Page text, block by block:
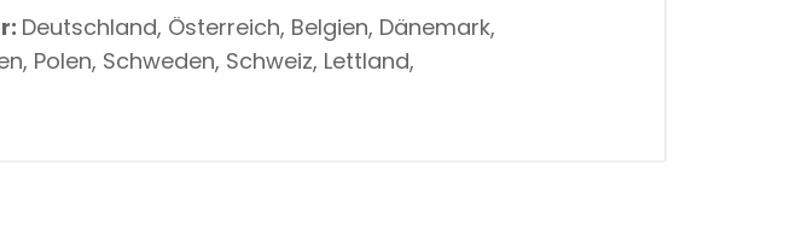
Deutschland, Österreich, Belgien, Dänemark,
Polen, Schweden, Schweiz, Lettland,